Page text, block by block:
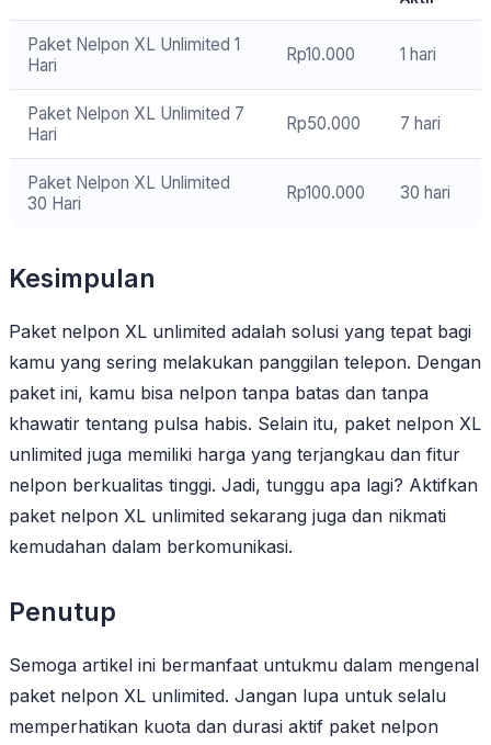
Paket Nelpon XL Unlimited 1
Hari
Rp10.000 1 hari
Paket Nelpon XL Unlimited 7
Hari
Rp50.000 7 hari
Paket Nelpon XL Unlimited
30 Hari
Rp100.000 30 hari
Kesimpulan
Paket nelpon XL unlimited adalah solusi yang tepat bagi
kamu yang sering melakukan panggilan telepon. Dengan
paket ini, kamu bisa nelpon tanpa batas dan tanpa
khawatir tentang pulsa habis. Selain itu, paket nelpon XL
unlimited juga memiliki harga yang terjangkau dan fitur
nelpon berkualitas tinggi. Jadi, tunggu apa lagi? Aktifkan
paket nelpon XL unlimited sekarang juga dan nikmati
kemudahan dalam berkomunikasi.
Penutup
Semoga artikel ini bermanfaat untukmu dalam mengenal
paket nelpon XL unlimited. Jangan lupa untuk selalu
memperhatikan kuota dan durasi aktif paket nelpon